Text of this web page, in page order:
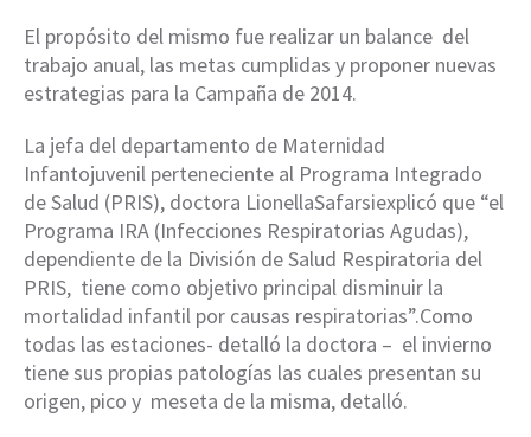
El propósito del mismo fue realizar un balance del
trabajo anual, las metas cumplidas y proponer nuevas
estrategias para la Campaña de 2014.
La jefa del departamento de Maternidad
Infantojuvenil perteneciente al Programa Integrado
de Salud (PRIS), doctora LionellaSafarsiexplicó que “el
Programa IRA (Infecciones Respiratorias Agudas),
dependiente de la División de Salud Respiratoria del
PRIS, tiene como objetivo principal disminuir la
mortalidad infantil por causas respiratorias”.Como
todas las estaciones- detalló la doctora – el invierno
tiene sus propias patologías las cuales presentan su
origen, pico y meseta de la misma, detalló.